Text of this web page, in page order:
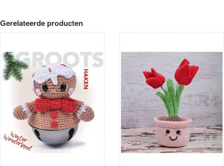
Gerelateerde producten